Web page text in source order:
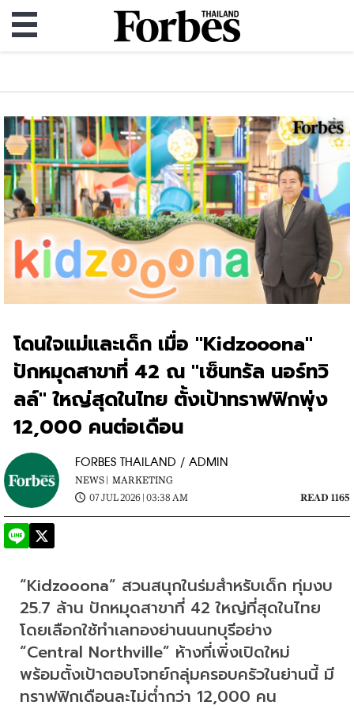
โดนใจแม่และเด็ก เมื่อ "Kidzooona"
ปักหมุดสาขาที่ 42 ณ "เซ็นทรัล นอร์ทวิ
ลล์" ใหญ่สุดในไทย ตั้งเป้าทราฟฟิกพุ่ง
12,000 คนต่อเดือน
FORBES THAILAND / ADMIN
NEWS | MARKETING
07 JUL 2026 | 03:38 AM
READ 1165
“Kidzooona” สวนสนุกในร่มสำหรับเด็ก ทุ่มงบ
25.7 ล้าน ปักหมุดสาขาที่ 42 ใหญ่ที่สุดในไทย
โดยเลือกใช้ทำเลทองย่านนนทบุรีอย่าง
“Central Northville” ห้างที่เพิ่งเปิดใหม่
พร้อมตั้งเป้าตอบโจทย์กลุ่มครอบครัวในย่านนี้ มี
ทราฟฟิกเดือนละไม่ต่ำกว่า 12,000 คน